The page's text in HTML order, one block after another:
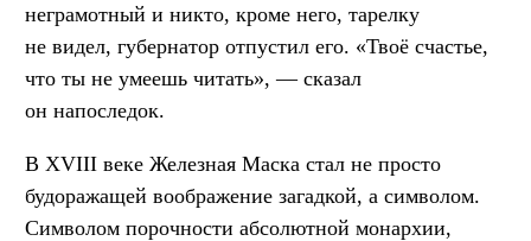
неграмотный и никто, кроме него, тарелку
не видел, губернатор отпустил его. «Твоё счастье,
что ты не умеешь читать», — сказал
он напоследок.
В XVIII веке Железная Маска стал не просто
будоражащей воображение загадкой, а символом.
Символом порочности абсолютной монархии,